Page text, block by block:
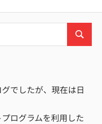
検
でしたが、現在は日
ログラムを利用した